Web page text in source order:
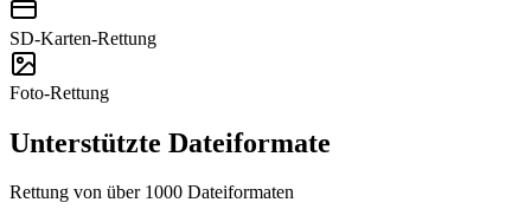
SD-Karten-Rettung
Foto-Rettung
Unterstützte Dateiformate
Rettung von über 1000 Dateiformaten